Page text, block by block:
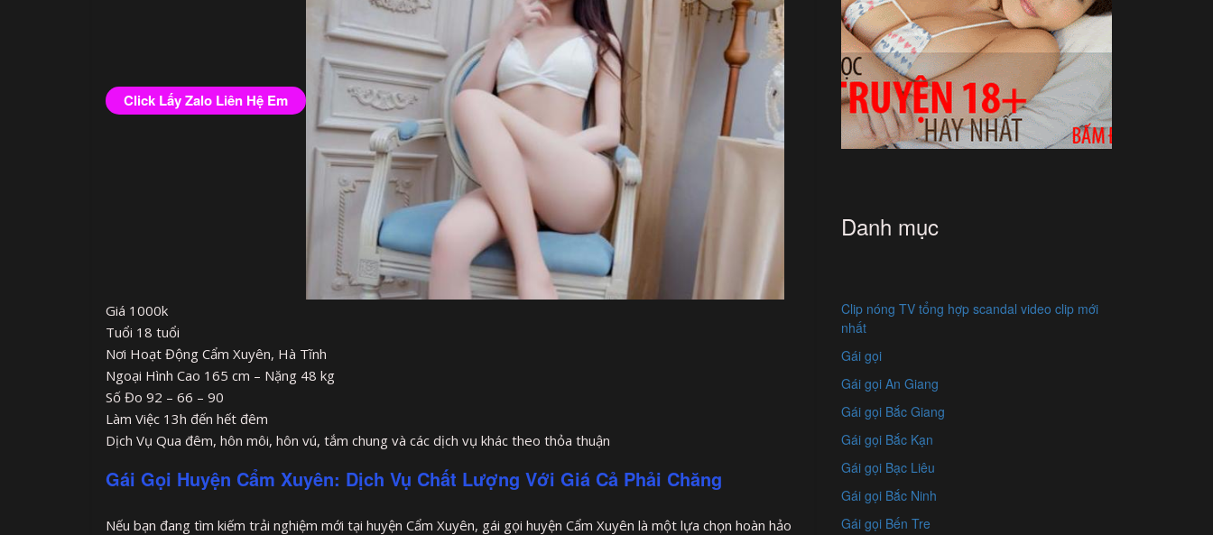
Click Lấy Zalo Liên Hệ Em
Giá 1000k
Tuổi 18 tuổi
Nơi Hoạt Động Cẩm Xuyên, Hà Tĩnh
Ngoại Hình Cao 165 cm – Nặng 48 kg
Số Đo 92 – 66 – 90
Làm Việc 13h đến hết đêm
Dịch Vụ Qua đêm, hôn môi, hôn vú, tắm chung và các dịch vụ khác theo thỏa thuận
Gái Gọi Huyện Cẩm Xuyên: Dịch Vụ Chất Lượng Với Giá Cả Phải Chăng
Nếu bạn đang tìm kiếm trải nghiệm mới tại huyện Cẩm Xuyên, gái gọi huyện Cẩm Xuyên là một lựa chọn hoàn hảo
Danh mục
Clip nóng TV tổng hợp scandal video clip mới
nhất
Gái gọi
Gái gọi An Giang
Gái gọi Bắc Giang
Gái gọi Bắc Kạn
Gái gọi Bạc Liêu
Gái gọi Bắc Ninh
Gái gọi Bến Tre